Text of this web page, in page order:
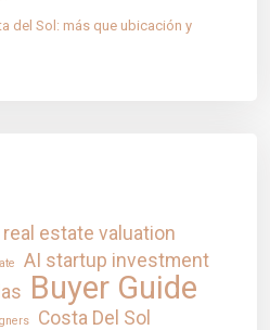
del Sol: más que ubicación y
real estate valuation
AI startup investment
Buyer Guide
Costa Del Sol